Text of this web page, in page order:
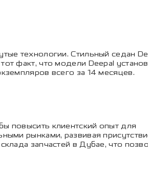
технологии. Стильный седан
факт, что модели Deepal
всего за 14 месяцев.
повысить клиентский опыт для
рынками, развивая
запчастей в Дубае, что